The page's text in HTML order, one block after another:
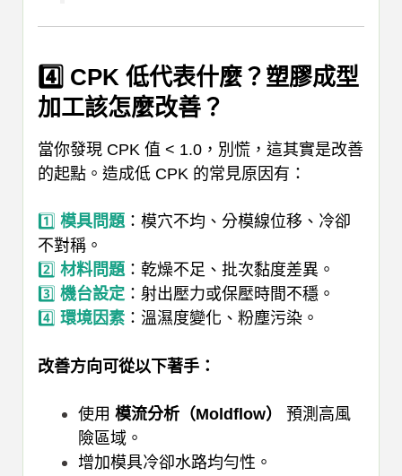
4️⃣ CPK 低代表什麼？塑膠成型
加工該怎麼改善？
當你發現 CPK 值 < 1.0，別慌，這其實是改善
的起點。 造成低 CPK 的常見原因有：
1️⃣ 模具問題：模穴不均、分模線位移、冷卻
不對稱。
2️⃣ 材料問題：乾燥不足、批次黏度差異。
3️⃣ 機台設定：射出壓力或保壓時間不穩。
4️⃣ 環境因素 ：溫濕度變化、粉塵污染。
改善方向可從以下著手：
使用 模流分析（Moldflow）
預測高風
險區域。
增加模具冷卻水路均勻性。